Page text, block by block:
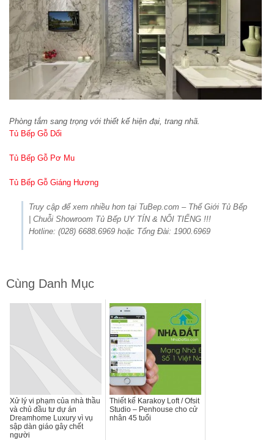
Phòng tắm sang trọng với thiết kế hiện đại, trang nhã.
Tủ Bếp Gỗ Dổi
Tủ Bếp Gỗ Pơ Mu
Tủ Bếp Gỗ Giáng Hương
Truy cập để xem nhiều hơn tại TuBep.com – Thế Giới Tủ Bếp
| Chuỗi Showroom Tủ Bếp UY TÍN & NỔI TIẾNG !!!
Hotline: (028) 6688.6969 hoặc Tổng Đài: 1900.6969
Cùng Danh Mục
Xử lý vi phạm của nhà thầu
và chủ đầu tư dự án
Dreamhome Luxury vì vụ
sập dàn giáo gây chết
người
Thiết kế Karakoy Loft / Ofsit
Studio – Penhouse cho cử
nhân 45 tuổi